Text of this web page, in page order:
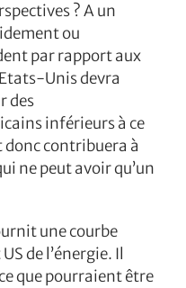
? A un
ou
par rapport aux
Unis devra
des
inférieurs à ce
donc contribuera à
ne peut avoir qu’un
une courbe
de l’énergie. Il
que pourraient être